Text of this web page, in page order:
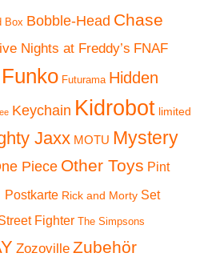
Box Bobble-Head Chase
Nights at Freddy’s FNAF
Funko Futurama Hidden
Keychain Kidrobot limited
Jaxx MOTU Mystery
Piece Other Toys Pint
Postkarte Rick and Morty Set
Fighter The Simpsons
Zozoville Zubehör